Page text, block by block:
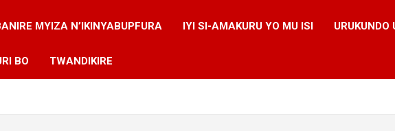
MYIZA N’IKINYABUPFURA IYI SI-AMAKURU YO MU ISI URUKUNDO
BO TWANDIKIRE